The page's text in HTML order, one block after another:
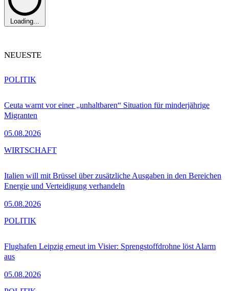
Loading...
NEUESTE
Ceuta warnt vor einer „unhaltbaren“ Situation für minderjährige
Migranten
05.08.2026
POLITIK
Italien will mit Brüssel über zusätzliche Ausgaben in den Bereichen
Energie und Verteidigung verhandeln
05.08.2026
WIRTSCHAFT
Flughafen Leipzig erneut im Visier: Sprengstoffdrohne löst Alarm
aus
05.08.2026
POLITIK